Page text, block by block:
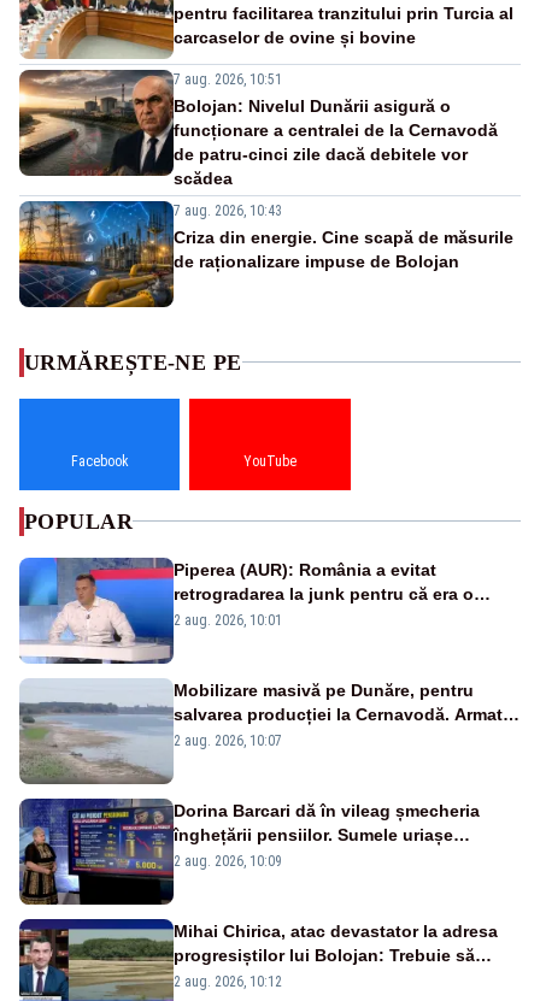
pentru facilitarea tranzitului prin Turcia al
carcaselor de ovine și bovine
7 aug. 2026, 10:51
Bolojan: Nivelul Dunării asigură o
funcționare a centralei de la Cernavodă
de patru-cinci zile dacă debitele vor
scădea
7 aug. 2026, 10:43
Criza din energie. Cine scapă de măsurile
de raționalizare impuse de Bolojan
URMĂREȘTE-NE PE
Facebook YouTube
POPULAR
Piperea (AUR): România a evitat
retrogradarea la junk pentru că era o
catastrofă pentru bănci și fondurile de
2 aug. 2026, 10:01
Mobilizare masivă pe Dunăre, pentru
salvarea producției la Cernavodă. Armata
va detona o stâncă și va devia apa
2 aug. 2026, 10:07
Dorina Barcari dă în vileag șmecheria
înghețării pensiilor. Sumele uriașe
pierdute de fiecare român
2 aug. 2026, 10:09
Mihai Chirica, atac devastator la adresa
progresiștilor lui Bolojan: Trebuie să
protejăm și natura, dar nu șținem omaneii
2 aug. 2026, 10:12